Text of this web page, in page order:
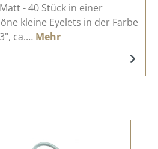
- 40 Stück in einer
kleine Eyelets in der Farbe
ca.… Mehr